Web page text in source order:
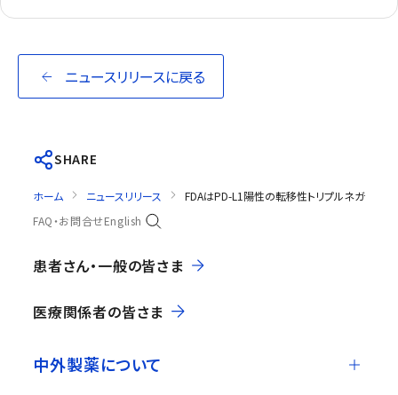
ニュースリリースに戻る
SHARE
ホーム ニュースリリース
FDAはPD-L1陽性の転移性トリプルネガティ
FAQ・お問合せEnglish
患者さん・一般の皆さま
医療関係者の皆さま
中外製薬について